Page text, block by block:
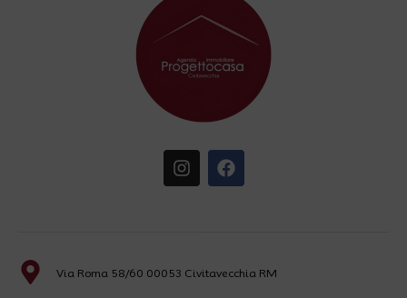
Via Roma 58/60 00053 Civitavecchia RM